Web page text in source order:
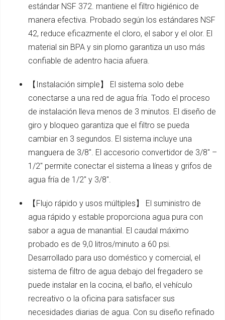
estándar NSF 372. mantiene el filtro higiénico de
manera efectiva. Probado según los estándares NSF
42, reduce eficazmente el cloro, el sabor y el olor. El
material sin BPA y sin plomo garantiza un uso más
confiable de adentro hacia afuera.
【Instalación simple】 El sistema solo debe
conectarse a una red de agua fría. Todo el proceso
de instalación lleva menos de 3 minutos. El diseño de
giro y bloqueo garantiza que el filtro se pueda
cambiar en 3 segundos. El sistema incluye una
manguera de 3/8". El accesorio convertidor de 3/8" –
1/2" permite conectar el sistema a líneas y grifos de
agua fría de 1/2" y 3/8".
【Flujo rápido y usos múltiples】 El suministro de
agua rápido y estable proporciona agua pura con
sabor a agua de manantial. El caudal máximo
probado es de 9,0 litros/minuto a 60 psi.
Desarrollado para uso doméstico y comercial, el
sistema de filtro de agua debajo del fregadero se
puede instalar en la cocina, el baño, el vehículo
recreativo o la oficina para satisfacer sus
necesidades diarias de agua. Con su diseño refinado